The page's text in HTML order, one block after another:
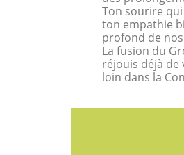
Ton sourire
ton empathie
profond de
La fusion du
réjouis déjà
loin dans la